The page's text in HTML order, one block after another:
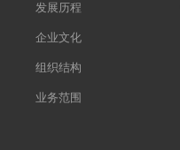
发展历程
企业文化
组织结构
业务范围